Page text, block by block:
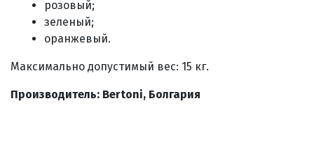
розовый;
зеленый;
оранжевый.
Максимально допустимый вес: 15 кг.
Производитель: Bertoni, Болгария